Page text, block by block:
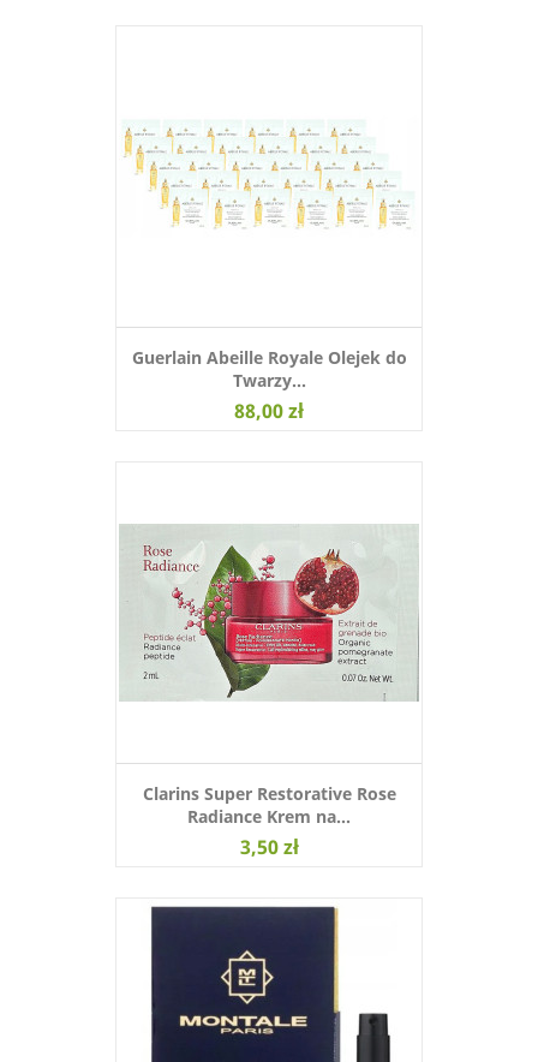
Guerlain Abeille Royale Olejek do
Twarzy...
88,00 zł
Clarins Super Restorative Rose
Radiance Krem na...
3,50 zł